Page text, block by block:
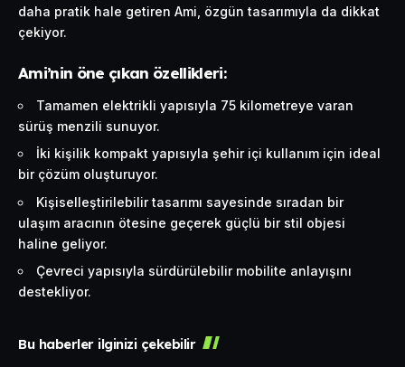
daha pratik hale getiren Ami, özgün tasarımıyla da dikkat
çekiyor.
Ami’nin öne çıkan özellikleri:
Tamamen elektrikli yapısıyla 75 kilometreye varan
sürüş menzili sunuyor.
İki kişilik kompakt yapısıyla şehir içi kullanım için ideal
bir çözüm oluşturuyor.
Kişiselleştirilebilir tasarımı sayesinde sıradan bir
ulaşım aracının ötesine geçerek güçlü bir stil objesi
haline geliyor.
Çevreci yapısıyla sürdürülebilir mobilite anlayışını
destekliyor.
Bu haberler ilginizi çekebilir